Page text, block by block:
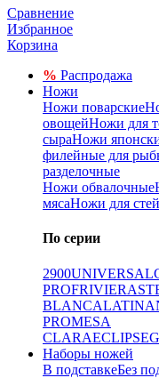
Сравнение
Избранное
Корзина
% Распродажа
Ножи
Ножи поварские
овощейНожи для
сыраНожи
филейные для
разделочные
Ножи обвалочные
мясаНожи для
По серии
2900UNIVERSAL
PROFRIVIERA
BLANCALATINA
PROMESA
CLARAECLIPSE
Наборы ножей
В подставкеБез